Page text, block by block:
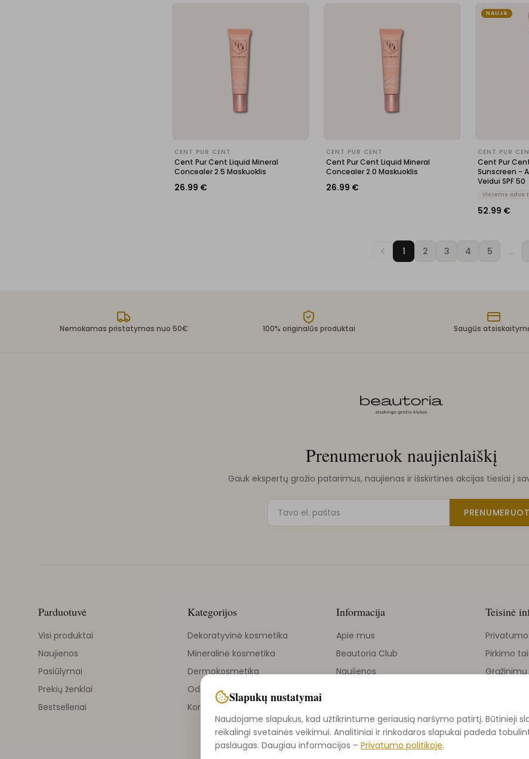
CENT PUR CENT
Cent Pur Cent Liquid Mineral
Concealer 2.5 Maskuoklis
26.99 €
CENT PUR CENT
Cent Pur Cent Liquid Mineral
Concealer 2.0 Maskuoklis
26.99 €
NAUJA
CENT PUR
Cent Pur
Sunscreen -
Veidui SPF 50
Visiems odos
52.99 €
1 2 3 4 5 …
Nemokamas pristatymas nuo 50€ 100% originalūs produktai Saugūs
Prenumeruok naujienlaiškį
Gauk ekspertų grožio patarimus, naujienas ir išskirtines akcijas tiesiai į
Parduotuvė
Visi produktai
Naujienos
Pasiūlymai
Prekių ženklai
Bestselleriai
Kategorijos
Dekoratyvinė kosmetika
Mineralinė kosmetika
Dermokosmetika
Odos priežiūra
Korejietiška kosmetika
Informacija
Apie mus
Beautoria Club
Naujienos
Grąžinimų politika
Teisinė
Pirkimo
Slapukų nustatymai
Naudojame slapukus, kad užtikrintume geriausią naršymo patirtį. Būtinieji
reikalingi svetainės veikimui. Analitiniai ir rinkodaros slapukai padeda
paslaugas. Daugiau informacijos – Privatumo politikoje.